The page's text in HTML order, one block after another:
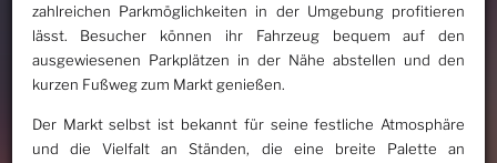
zahlreichen Parkmöglichkeiten in der Umgebung profitieren
lässt. Besucher können ihr Fahrzeug bequem auf den
ausgewiesenen Parkplätzen in der Nähe abstellen und den
kurzen Fußweg zum Markt genießen.
Der Markt selbst ist bekannt für seine festliche Atmosphäre
und die Vielfalt an Ständen, die eine breite Palette an